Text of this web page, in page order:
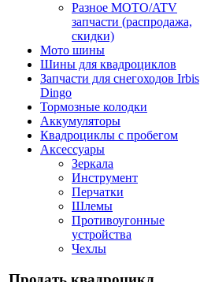
Разное МОТО/ATV
запчасти (распродажа,
скидки)
Мото шины
Шины для квадроциклов
Запчасти для снегоходов Irbis
Dingo
Тормозные колодки
Аккумуляторы
Квадроциклы с пробегом
Аксессуары
Зеркала
Инструмент
Перчатки
Шлемы
Противоугонные
устройства
Чехлы